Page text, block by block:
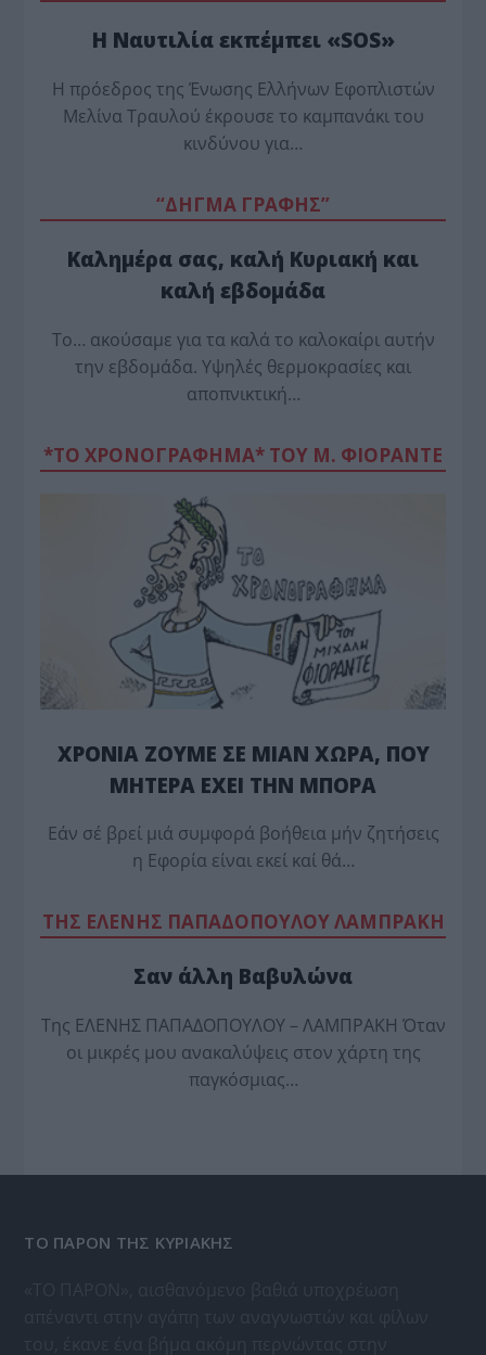
Η Ναυτιλία εκπέμπει «SOS»
Η πρόεδρος της Ένωσης Ελλήνων Εφοπλιστών
Μελίνα Τραυλού έ­κρουσε το καμπανάκι του
κινδύνου για…
“ΔΗΓΜΑ ΓΡΑΦΗΣ”
Καλημέρα σας, καλή Κυριακή και
καλή εβδομάδα
Το… ακούσαμε για τα καλά το καλοκαίρι αυτήν
την εβδομάδα. Υψηλές θερμοκρασίες και
αποπνικτική…
*ΤΟ ΧΡΟΝΟΓΡΑΦΗΜΑ* ΤΟΥ Μ. ΦΙΟΡΆΝΤΕ
ΧΡΟΝΙΑ ΖΟΥΜΕ ΣΕ ΜΙΑΝ ΧΩΡΑ, ΠΟΥ
ΜΗΤΕΡΑ ΕΧΕΙ ΤΗΝ ΜΠΟΡΑ
Εάν σέ βρεί μιά συμφορά βοήθεια μήν ζητήσεις
η Εφορία είναι εκεί καί θά…
TΗΣ ΕΛΕΝΗΣ ΠΑΠΑΔΟΠΟΥΛΟΥ ΛΑΜΠΡΑΚΗ
Σαν άλλη Βαβυλώνα
Της ΕΛΕΝΗΣ ΠΑΠΑΔΟΠΟΥΛΟΥ – ΛΑΜΠΡΑΚΗ Όταν
οι μικρές μου ανακαλύψεις στον χάρτη της
παγκόσμιας…
ΤΟ ΠΑΡΟΝ ΤΗΣ ΚΥΡΙΑΚΗΣ